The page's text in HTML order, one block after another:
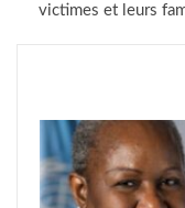
victimes et leurs